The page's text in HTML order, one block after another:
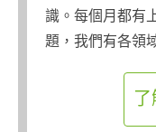
識。每個月都有
題，我們有各領